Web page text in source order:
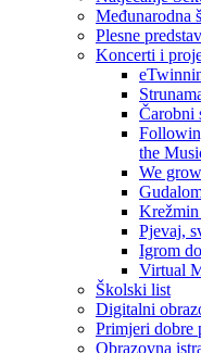
Međunarodna
Plesne
Koncerti i
Čarobni
the
We
Krežmin
Pjevaj,
Igrom
Virtual
Školski list
Digitalni
Primjeri dobre
Obrazovna